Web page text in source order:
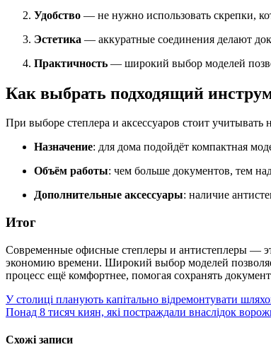
Удобство — не нужно использовать скрепки,
Эстетика — аккуратные соединения делают
Практичность — широкий выбор моделей
Как выбрать подходящий
При выборе степлера и аксессуаров стоит учитывать
Назначение: для дома подойдёт компактная
Объём работы: чем больше документов, тем
Дополнительные аксессуары: наличие
Итог
Современные офисные степлеры и антистеплеры —
экономию времени. Широкий выбор моделей
процесс ещё комфортнее, помогая сохранять
Навігація
записів
У столиці планують капітально відремонтувати
Понад 8 тисяч киян, які постраждали внаслідок
Схожі записи